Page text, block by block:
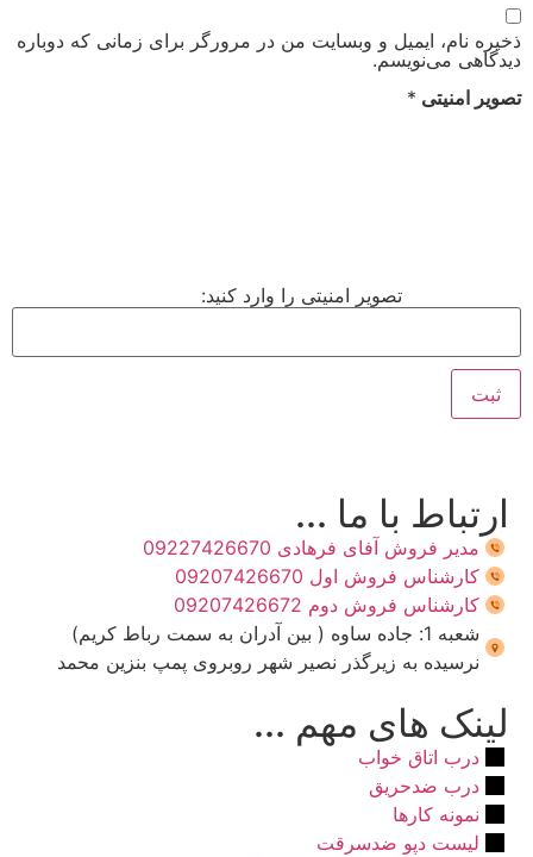
ذخیره نام، ایمیل و وبسایت من در مرورگر برای زمانی که دوباره
دیدگاهی می‌نویسم.
تصویر امنیتی *
تصویر امنیتی را وارد کنید:
ارتباط با ما ...
مدیر فروش آفای فرهادی 09227426670
کارشناس فروش اول 09207426670
کارشناس فروش دوم 09207426672
شعبه 1: جاده ساوه ( بین آدران به سمت رباط کریم)
نرسیده به زیرگذر نصیر شهر روبروی پمپ بنزین محمد
لینک های مهم ...
درب اتاق خواب
درب ضدحریق
نمونه کارها
لیست دپو ضدسرقت